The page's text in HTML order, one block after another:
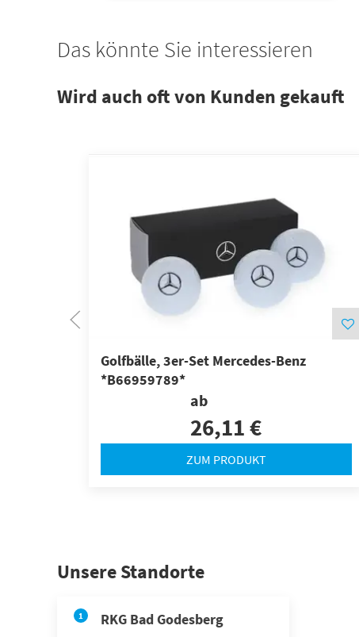
Das könnte Sie interessieren
Wird auch oft von Kunden gekauft
Golfbälle, 3er-Set Mercedes-Benz
*B66959789*
ab
26,11 €
ZUM PRODUKT
Unsere Standorte
1 RKG Bad Godesberg